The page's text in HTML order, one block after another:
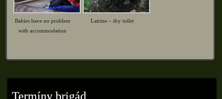
Babies have no problem
with accommodation
Latrine – dry toilet
Termíny brigád